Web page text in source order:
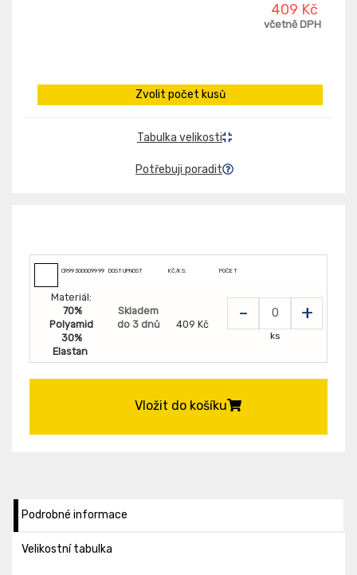
409 Kč
včetně DPH
Zvolit počet kusů
Tabulka velikosti
Potřebuji poradit
CR9930000999999DOSTUPNOST KČ/KS: POČET
Materiál:
70%
Polyamid
30%
Elastan
Skladem
do 3 dnů
409 Kč
- +
ks
Vložit do košíku
Podrobné informace
Velikostní tabulka